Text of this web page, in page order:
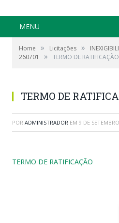
MENU
Home » Licitações »
260701
» TERMO DE RATIFICAÇÃO
TERMO DE
POR ADMINISTRADOR EM 9 DE
TERMO DE RATIFICAÇÃO